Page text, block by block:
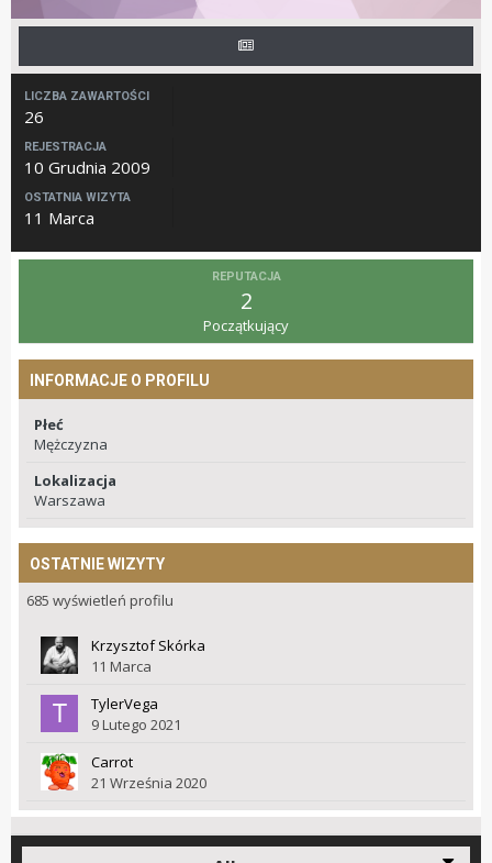
LICZBA ZAWARTOŚCI
26
REJESTRACJA
10 Grudnia 2009
OSTATNIA WIZYTA
11 Marca
REPUTACJA
2
Początkujący
INFORMACJE O PROFILU
Płeć
Mężczyzna
Lokalizacja
Warszawa
OSTATNIE WIZYTY
685 wyświetleń profilu
Krzysztof Skórka
11 Marca
TylerVega
9 Lutego 2021
Carrot
21 Września 2020